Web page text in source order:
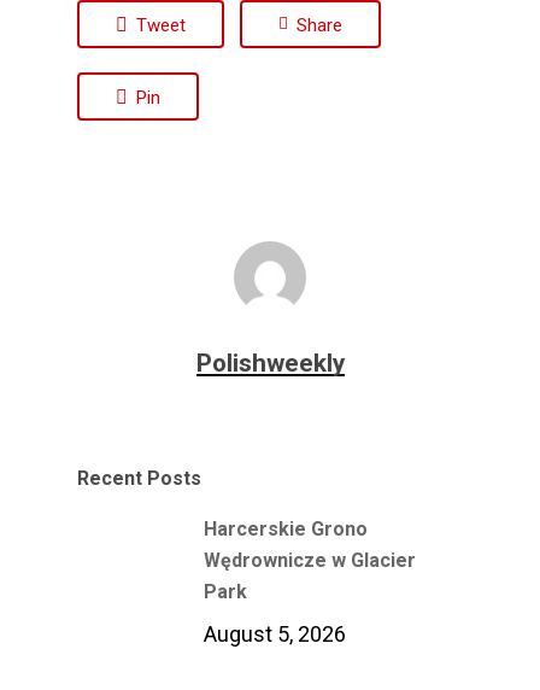
Tweet Share
Pin
Polishweekly
Recent Posts
Harcerskie Grono
Wędrownicze w Glacier
Park
August 5, 2026